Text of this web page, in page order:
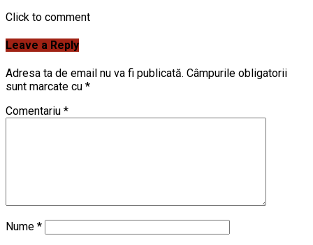
Click to comment
Leave a Reply
Adresa ta de email nu va fi publicată. Câmpurile obligatorii
sunt marcate cu *
Comentariu *
Nume *